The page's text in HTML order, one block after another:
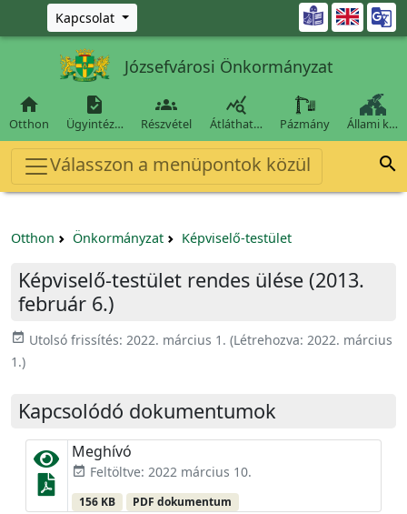
Ugrás a fő tartalomra
Kapcsolat 
Józsefvárosi Önkormányzat

Otthon

Ügyintéz…

Részvétel

Átláthat… Pázmány Állami k…
Válasszon a menüpontok közül 
Otthon Önkormányzat Képviselő-testület
Képviselő-testület rendes ülése (2013.
február 6.)
event_available Utolsó frissítés: 2022. március 1. (Létrehozva: 2022. március
1.)
Kapcsolódó dokumentumok
Meghívó
event_available Feltöltve: 2022 március 10.
156 KB PDF dokumentum